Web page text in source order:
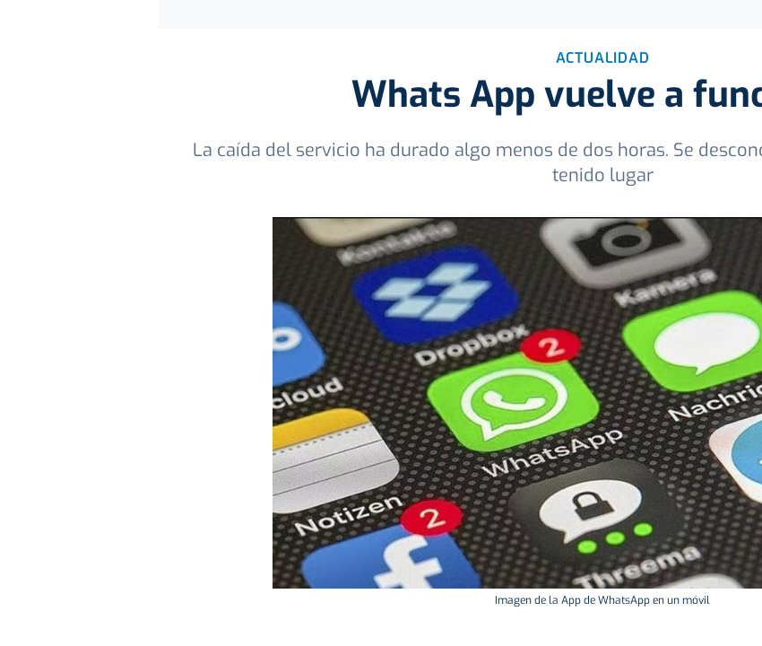
ACTUALIDAD
Whats App vuelve a
La caída del servicio ha durado algo menos de dos horas. Se
tenido lugar
Imagen de la App de WhatsApp en un móvil